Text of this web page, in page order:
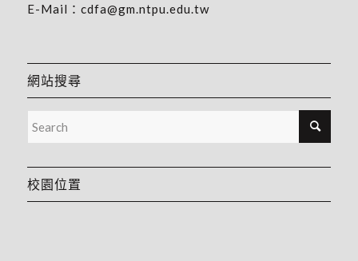
E-Mail： cdfa@gm.ntpu.edu.tw
網站搜尋
校園位置